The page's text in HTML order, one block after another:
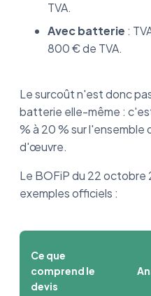
TVA.
Avec batterie :
800 € de TVA.
Le surcoût n'est donc
batterie elle-même :
% à 20 % sur l'ensemble
d'œuvre.
Le BOFiP du 22 octobre
exemples officiels :
Ce que
comprend le
devis